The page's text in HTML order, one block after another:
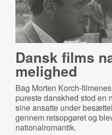
Dansk films
me­lig­hed
Bag Morten Korch-
pureste danskhed stod en
sine ansatte under
gennem retsopgøret og
nationalromantik.